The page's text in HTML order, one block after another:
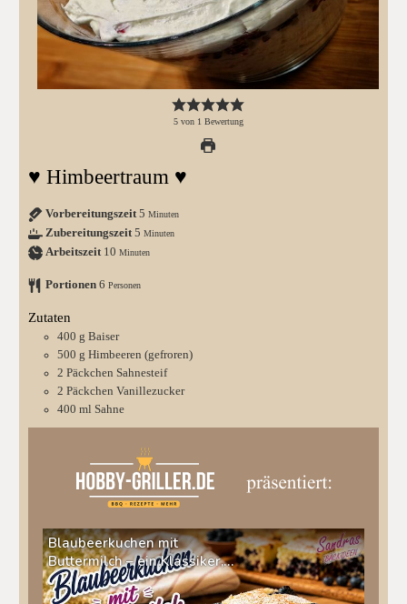
5von 1 Bewertung
♥ Himbeertraum ♥
Vorbereitungszeit 5 Minuten
Zubereitungszeit 5 Minuten
Arbeitszeit 10 Minuten
Portionen 6 Personen
Zutaten
400 g Baiser
500 g Himbeeren (gefroren)
2 Päckchen Sahnesteif
2 Päckchen Vanillezucker
400 ml Sahne